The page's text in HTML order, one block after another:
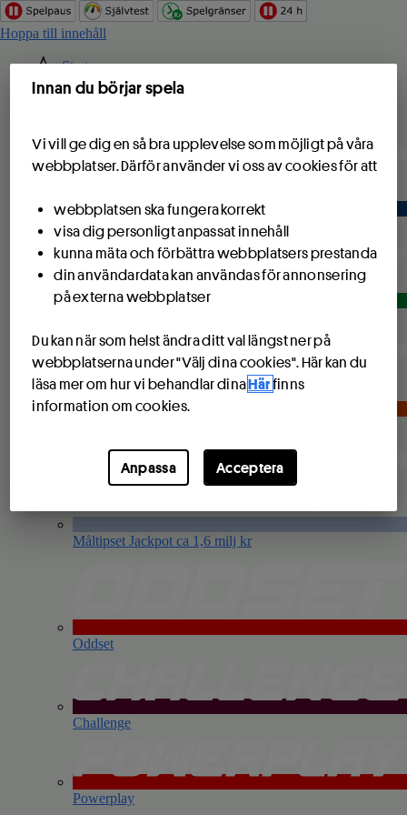
Hoppa till innehåll
Start
Spela
Stryktipset
Måltipset Jackpot ca 1,6 milj kr
Oddset
Challenge
Powerplay
Innan du börjar spela
Vi vill ge dig en så bra upplevelse som möjligt på våra
webbplatser. Därför använder vi oss av cookies för att
webbplatsen ska fungera korrekt
visa dig personligt anpassat innehåll
kunna mäta och förbättra webbplatsers prestanda
din användardata kan användas för annonsering
på externa webbplatser
Du kan när som helst ändra ditt val längst ner på
webbplatserna under "Välj dina cookies". Här kan du
läsa mer om hur vi behandlar dinaHär finns
information om cookies.
Anpassa Acceptera